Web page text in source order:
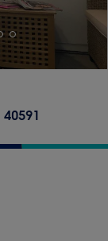
40591